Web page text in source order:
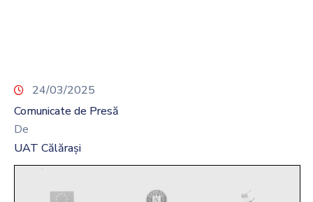
24/03/2025
Comunicate de Presă
De
UAT Călărași